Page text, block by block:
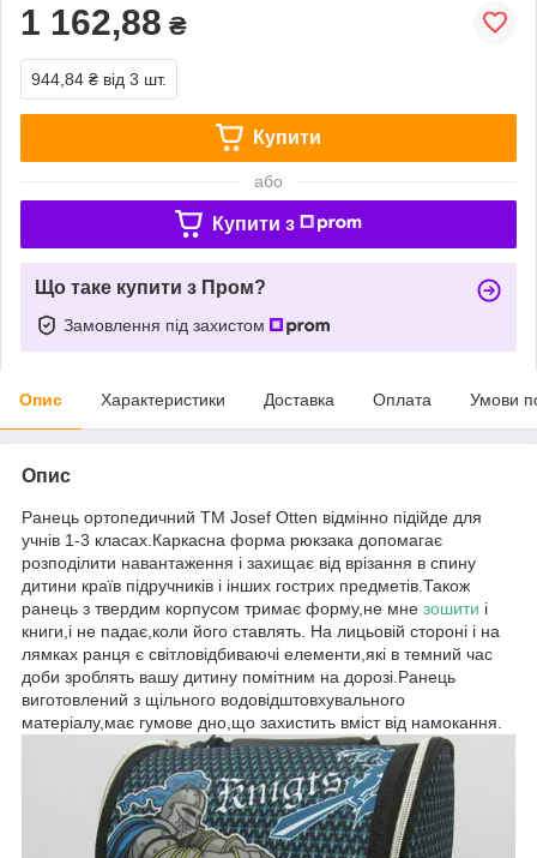
1 162,88 ₴
944,84 ₴ від 3 шт.
Купити
або
Купити з
Що таке купити з Пром?
Замовлення під захистом
Опис Характеристики Доставка Оплата Умови
Опис
Ранець ортопедичний ТМ Josef Otten відмінно підійде для
учнів 1-3 класах.Каркасна форма рюкзака допомагає
розподілити навантаження і захищає від врізання в спину
дитини країв підручників і інших гострих предметів.Також
ранець з твердим корпусом тримає форму,не мне зошити і
книги,і не падає,коли його ставлять. На лицьовій стороні і на
лямках ранця є світловідбиваючі елементи,які в темний час
доби зроблять вашу дитину помітним на дорозі.Ранець
виготовлений з щільного водовідштовхувального
матеріалу,має гумове дно,що захистить вміст від намокання.